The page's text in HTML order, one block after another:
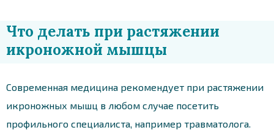
Что делать при растяжении
икроножной мышцы
Современная медицина рекомендует при растяжении
икроножных мышц в любом случае посетить
профильного специалиста, например травматолога.